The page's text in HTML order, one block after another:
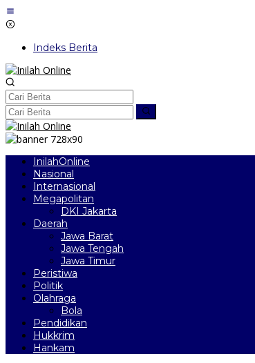
Lewati
ke
Indeks Berita
InilahOnline
Nasional
Internasional
Megapolitan
DKI Jakarta
Daerah
Jawa Barat
Jawa Tengah
Jawa Timur
Peristiwa
Politik
Olahraga
Bola
Pendidikan
Hukkrim
Hankam